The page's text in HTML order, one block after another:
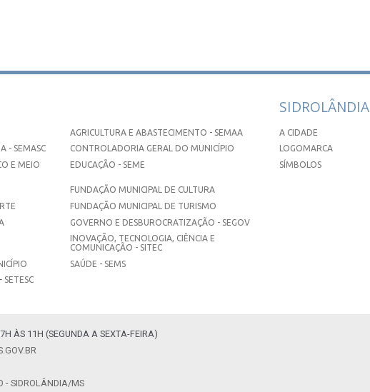
AGRICULTURA E ABASTECIMENTO - SEMAA
- SEMASC
CONTROLADORIA GERAL DO MUNICÍPIO
E MEIO
EDUCAÇÃO - SEME
FUNDAÇÃO MUNICIPAL DE CULTURA
FUNDAÇÃO MUNICIPAL DE TURISMO
GOVERNO E DESBUROCRATIZAÇÃO - SEGOV
INOVAÇÃO, TECNOLOGIA, CIÊNCIA E
COMUNICAÇÃO - SITEC
SAÚDE - SEMS
SETESC
SIDROLÂNDIA
A CIDADE
LOGOMARCA
SÍMBOLOS
ÀS 11H (SEGUNDA A SEXTA-FEIRA)
- SIDROLÂNDIA/MS